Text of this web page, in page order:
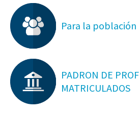
Para la población
PADRON DE
MATRICULADOS